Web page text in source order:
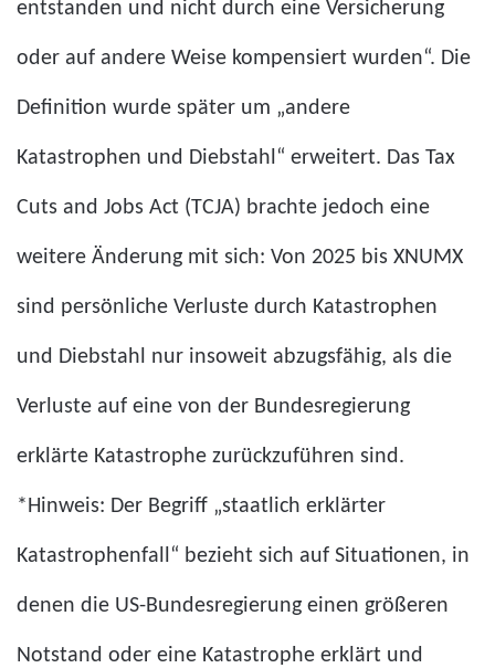
entstanden und nicht durch eine Versicherung
oder auf andere Weise kompensiert wurden“. Die
Definition wurde später um „andere
Katastrophen und Diebstahl“ erweitert. Das Tax
Cuts and Jobs Act (TCJA) brachte jedoch eine
weitere Änderung mit sich: Von 2025 bis XNUMX
sind persönliche Verluste durch Katastrophen
und Diebstahl nur insoweit abzugsfähig, als die
Verluste auf eine von der Bundesregierung
erklärte Katastrophe zurückzuführen sind.
*Hinweis: Der Begriff „staatlich erklärter
Katastrophenfall“ bezieht sich auf Situationen, in
denen die US-Bundesregierung einen größeren
Notstand oder eine Katastrophe erklärt und